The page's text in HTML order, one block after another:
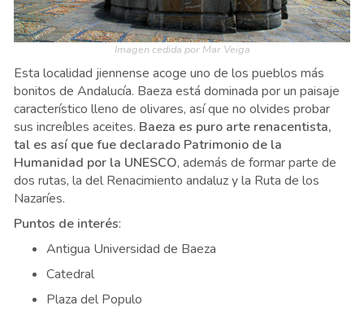
Imagen cedida por Mar Veiga
Esta localidad jiennense acoge uno de los pueblos más
bonitos de Andalucía. Baeza está dominada por un paisaje
característico lleno de olivares, así que no olvides probar
sus increíbles aceites. Baeza es puro arte renacentista,
tal es así que fue declarado Patrimonio de la
Humanidad por la UNESCO, además de formar parte de
dos rutas, la del Renacimiento andaluz y la Ruta de los
Nazaríes.
Puntos de interés:
Antigua Universidad de Baeza
Catedral
Plaza del Populo